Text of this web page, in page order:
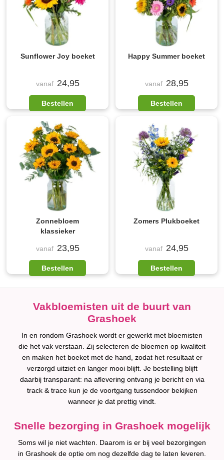
Sunflower Joy boeket
vanaf 24,95
Bestellen
Happy Summer boeket
vanaf 28,95
Bestellen
Zonnebloem
klassieker
vanaf 23,95
Bestellen
Zomers Plukboeket
vanaf 24,95
Bestellen
Vakbloemisten uit de buurt van
Grashoek
In en rondom Grashoek wordt er gewerkt met bloemisten
die het vak verstaan. Zij selecteren de bloemen op kwaliteit
en maken het boeket met de hand, zodat het resultaat er
verzorgd uitziet en langer mooi blijft. Je bestelling blijft
daarbij transparant: na aflevering ontvang je bericht en via
track & trace kun je de voortgang tussendoor bekijken
wanneer je dat prettig vindt.
Snelle bezorging in Grashoek mogelijk
Soms wil je niet wachten. Daarom is er bij veel bezorgingen
in Grashoek de optie om nog dezelfde dag te laten leveren.